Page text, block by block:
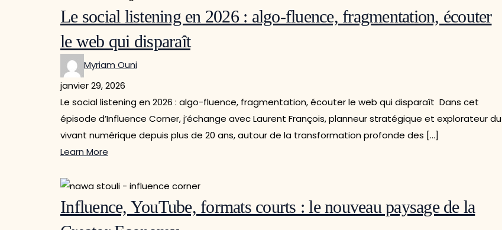
Le social listening en 2026 : algo-fluence, fragmentation, écouter
le web qui disparaît
Myriam Ouni
janvier 29, 2026
Le social listening en 2026 : algo-fluence, fragmentation, écouter le web qui disparaît Dans cet
épisode d’Influence Corner, j’échange avec Laurent François, planneur stratégique et explorateur du
vivant numérique depuis plus de 20 ans, autour de la transformation profonde des […]
Learn More
Influence, YouTube, formats courts : le nouveau paysage de la